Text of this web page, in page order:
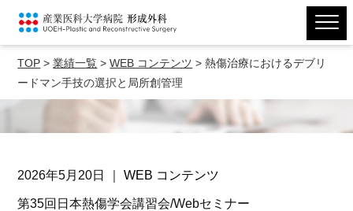
TOP >業績一覧 >WEB コンテンツ >熱傷治療におけるデブリ
ードマン手技の選択と局所創管理
2026年5月20日 ｜WEB コンテンツ
第35回日本熱傷学会講習会/Webセミナー